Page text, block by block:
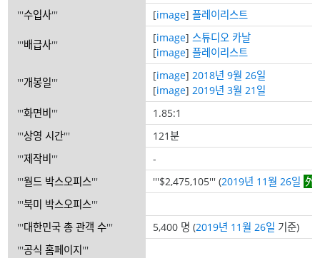
'''수입사''' [image] 플레이리스트
'''배급사'''
[image] 스튜디오 카날
[image] 플레이리스트
'''개봉일'''
[image] 2018년 9월 26일
[image] 2019년 3월 21일
'''화면비 '''
1.85:1
'''상영 시간'''
121분
'''제작비 '''
-
'''월드 박스오피스''' '''$2,475,105''' (2019년 11월 26일
'''북미 박스오피스'''
'''대한민국 총 관객 수''' 5,400 명 (2019년 11월 26일 기준)
'''공식 홈페이지 '''